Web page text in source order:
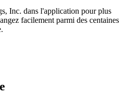
Inc. dans l'application pour plus
facilement parmi des centaines